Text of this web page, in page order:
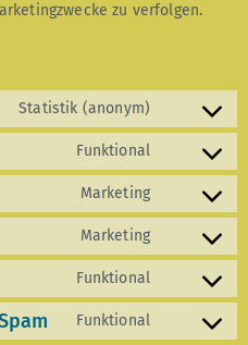
zu verfolgen.
Statistik (anonym)
Funktional
Marketing
Marketing
Funktional
Funktional